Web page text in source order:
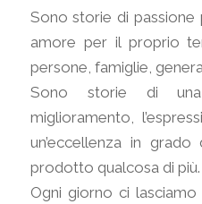
Sono storie di
amore per il proprio
persone, famiglie,
Sono storie di
miglioramento,
un’eccellenza in
prodotto qualcosa di più.
Ogni giorno ci